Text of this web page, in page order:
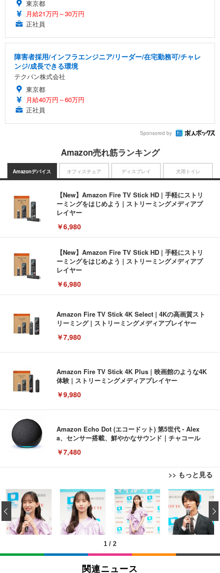
東京都
月給21万円～30万円
正社員
障害者採用/インフラエンジニア/リーダー/在宅勤務可/チャレ
ンジ/成長できる環境
テクバン株式会社
東京都
月給40万円～60万円
正社員
Sponsored by
Amazon売れ筋ランキング
Amazonデバイス
【New】Amazon Fire TV Stick HD | 手軽にストリ
ーミングをはじめよう | ストリーミングメディアプ
レイヤー
￥6,980
【New】Amazon Fire TV Stick HD | 手軽にストリ
ーミングをはじめよう | ストリーミングメディアプ
レイヤー
￥6,980
Amazon Fire TV Stick 4K Select | 4Kの高画質スト
リーミング | ストリーミングメディアプレイヤー
￥7,980
Amazon Fire TV Stick 4K Plus | 映画館のような4K
体験 | ストリーミングメディアプレイヤー
￥9,980
Amazon Echo Dot (エコードット) 第5世代 - Alex
a、センサー搭載、鮮やかなサウンド｜チャコール
￥7,480
>> もっと見る
オフィスチェア
[EdoErgo] オフィスチェア 椅子 テレワーク 疲れな
い 跳ね上げ式アームレスト コンパクト 約105度ロッ
キング pc 事務椅子 360度回転 座面昇降 強化ナイロ
ン樹脂ベース 通気性メッシュ 在宅ワーク H-WY01
(黒網+黒枠+黒足)
￥5,699
SIHOO B100 オフィスチェア／デスクチェア メッシ
ュチェア 人間工学 疲れない ブラック
ディスプレイ
EIZO ビジネス向けプレミアムモニター | FlexScan
EV3240X-WT | 31.5型4K UHD・USB Type-C・ホワ
イト
￥105,595
EIZO ビジネス向けプレミアムモニター | FlexScan
犬用トイレ
Amazonベーシック ペットシーツ 薄型 レギュラー 1
回使い捨て 無香料 ホワイト 300枚
￥3,373
Amazonベーシック ペットシーツ 厚型 ワイド 42枚
x2袋(84枚) ホワイト(吸収面:ライトブルー)
1 / 2
‹
関連ニュース